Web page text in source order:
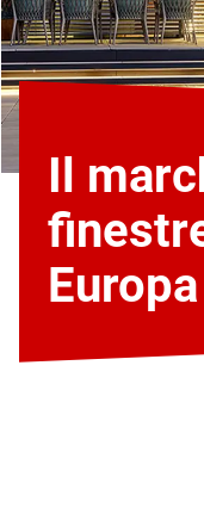
Il
Europa